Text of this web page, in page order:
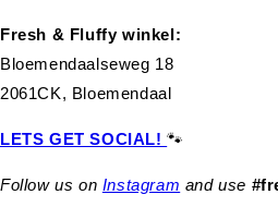
Fresh & Fluffy winkel:
Bloemendaalseweg 18
2061CK, Bloemendaal
LETS GET SOCIAL!🐾
Follow us on Instagram and use